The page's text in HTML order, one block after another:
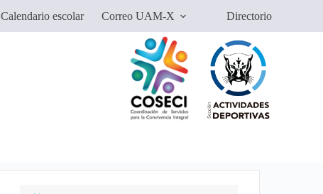
Calendario escolar Correo UAM-X Directorio